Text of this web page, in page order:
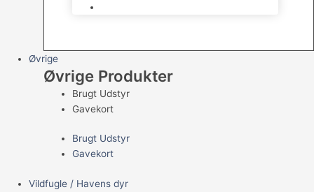
Øvrige
Øvrige Produkter
Brugt Udstyr
Gavekort
Brugt Udstyr
Gavekort
Vildfugle / Havens dyr